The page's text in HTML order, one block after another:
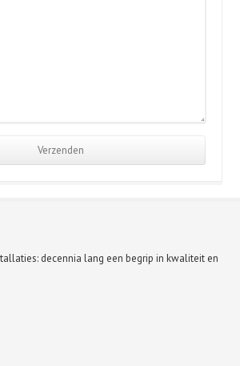
decennia lang een begrip in kwaliteit en